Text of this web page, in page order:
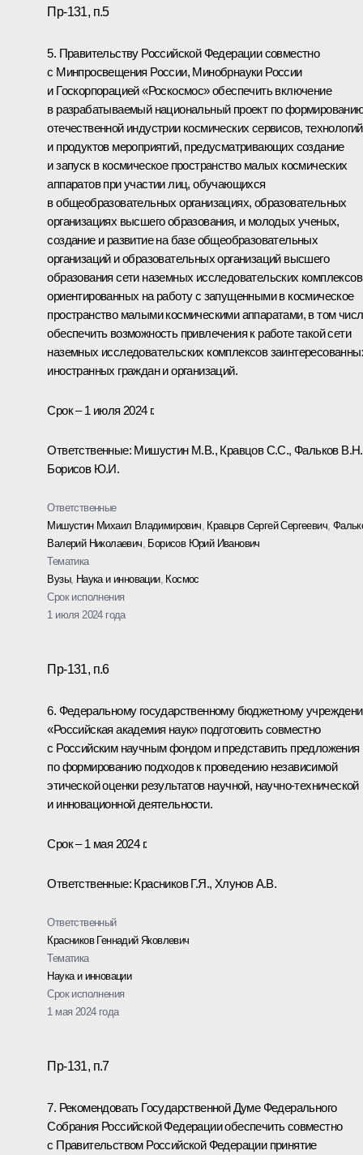
Пр-131, п.5
5. Правительству Российской Федерации совместно
с Минпросвещения России, Минобрнауки России
и Госкорпорацией «Роскосмос» обеспечить включение
в разрабатываемый национальный проект по
отечественной индустрии космических сервисов, технологий
и продуктов мероприятий, предусматривающих создание
и запуск в космическое пространство малых космических
аппаратов при участии лиц, обучающихся
в общеобразовательных организациях, образовательных
организациях высшего образования, и молодых ученых,
создание и развитие на базе общеобразовательных
организаций и образовательных организаций высшего
образования сети наземных исследовательских
ориентированных на работу с запущенными в космическое
пространство малыми космическими аппаратами, в том
обеспечить возможность привлечения к работе такой сети
наземных исследовательских комплексов
иностранных граждан и организаций.
Срок – 1 июля 2024 г.
Ответственные: Мишустин М.В., Кравцов С.С., Фальков
Борисов Ю.И.
Ответственные
Мишустин Михаил Владимирович Кравцов Сергей Сергеевич
Валерий Николаевич Борисов Юрий Иванович
Тематика
Вузы, Наука и инновации, Космос
Срок исполнения
1 июля 2024 года
Пр-131, п.6
6. Федеральному государственному бюджетному
«Российская академия наук» подготовить совместно
с Российским научным фондом и представить предложения
по формированию подходов к проведению независимой
этической оценки результатов научной, научно-технической
и инновационной деятельности.
Срок – 1 мая 2024 г.
Ответственные: Красников Г.Я., Хлунов А.В.
Ответственный
Красников Геннадий Яковлевич
Тематика
Наука и инновации
Срок исполнения
1 мая 2024 года
Пр-131, п.7
7. Рекомендовать Государственной Думе Федерального
Собрания Российской Федерации обеспечить совместно
с Правительством Российской Федерации принятие